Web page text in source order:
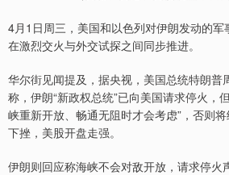
4月1日周三，美国和以色列对伊朗发动的
在激烈交火与外交试探之间同步推进。
华尔街见闻提及，据央视，美国总统特朗普
称，伊朗“新政权总统”已向美国请求停火，
峡重新开放、畅通无阻时才会考虑”，否则
下挫，美股开盘走强。
伊朗则回应称海峡不会对敌开放，请求停火